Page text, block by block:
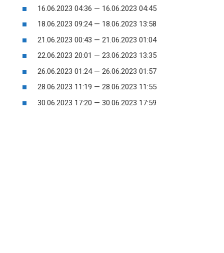
16.06.2023 04:36 — 16.06.2023 04:45
18.06.2023 09:24 — 18.06.2023 13:58
21.06.2023 00:43 — 21.06.2023 01:04
22.06.2023 20:01 — 23.06.2023 13:35
26.06.2023 01:24 — 26.06.2023 01:57
28.06.2023 11:19 — 28.06.2023 11:55
30.06.2023 17:20 — 30.06.2023 17:59